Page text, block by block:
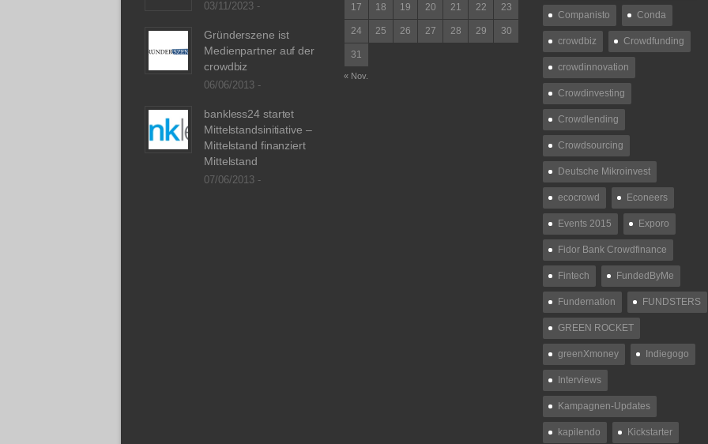
03/11/2023 -
Gründerszene ist
Medienpartner auf der
crowdbiz
06/06/2013 -
bankless24 startet
Mittelstandsinitiative –
Mittelstand finanziert
Mittelstand
07/06/2013 -
17 18 19 20 21 22 23
24 25 26 27 28 29 30
31
« Nov.
Companisto Conda
crowdbiz Crowdfunding
crowdinnovation
Crowdinvesting
Crowdlending
Crowdsourcing
Deutsche Mikroinvest
ecocrowd Econeers
Events 2015 Exporo
Fidor Bank Crowdfinance
Fintech FundedByMe
Fundernation FUNDSTERS
GREEN ROCKET
greenXmoney Indiegogo
Interviews
Kampagnen-Updates
kapilendo Kickstarter